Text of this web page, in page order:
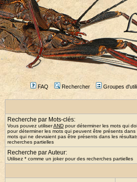
FAQ Rechercher Groupes
Recherche par Mots-clés:
Vous pouvez utiliserAND pour déterminer les mots qui
pour déterminer les mots qui peuvent être présents dans
mots qui ne devraient pas être présents dans les
recherches partielles
Recherche par Auteur:
Utilisez * comme un joker pour des recherches partielles